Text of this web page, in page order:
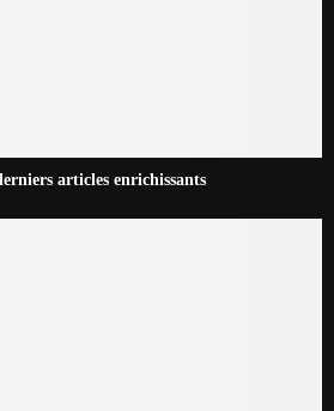
articles enrichissants